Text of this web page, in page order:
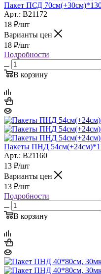
Пакет ПСД
Арт.: B21172
18 ₽/шт
Варианты цен
18 ₽/шт
Подробности
В корзину
Пакеты ПНД
Арт.: B21160
13 ₽/шт
Варианты цен
13 ₽/шт
Подробности
В корзину